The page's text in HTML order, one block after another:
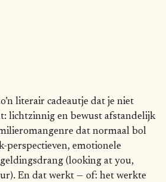
literair cadeautje dat je niet
lichtzinnig en bewust afstandelijk
dat normaal bol
perspectieven, emotionele
(looking at you,
En dat werkt — of: het werkte